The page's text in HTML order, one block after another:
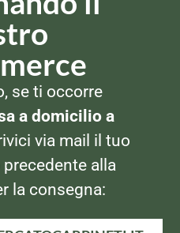
Findus Beefburger – 4pz
se ti occorre
a domicilio a
via mail il tuo
alla
la consegna: